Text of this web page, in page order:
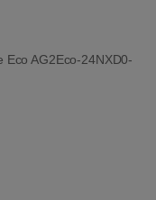
Eco AG2Eco-24NXD0-